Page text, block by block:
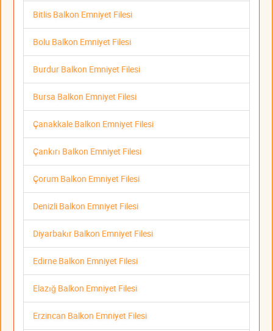
Bitlis Balkon Emniyet Filesi
Bolu Balkon Emniyet Filesi
Burdur Balkon Emniyet Filesi
Bursa Balkon Emniyet Filesi
Çanakkale Balkon Emniyet Filesi
Çankırı Balkon Emniyet Filesi
Çorum Balkon Emniyet Filesi
Denizli Balkon Emniyet Filesi
Diyarbakır Balkon Emniyet Filesi
Edirne Balkon Emniyet Filesi
Elazığ Balkon Emniyet Filesi
Erzincan Balkon Emniyet Filesi